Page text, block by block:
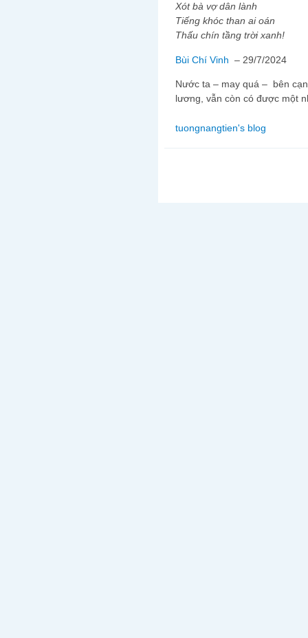
Xót bà vợ dân lành
Tiếng khóc than ai oán
Thấu chín tầng trời xanh!
Bùi Chí Vinh – 29/7/2024
Nước ta – may quá – bên
lương, vẫn còn có được một
tuongnangtien's blog